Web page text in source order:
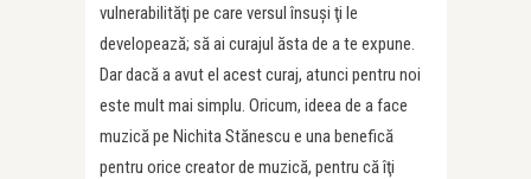
vulnerabilităţi pe care versul însuşi ţi le
developează; să ai curajul ăsta de a te expune.
Dar dacă a avut el acest curaj, atunci pentru noi
este mult mai simplu. Oricum, ideea de a face
muzică pe Nichita Stănescu e una benefică
pentru orice creator de muzică, pentru că îţi